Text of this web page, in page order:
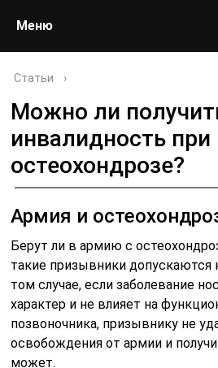
Меню
Статьи ›
Можно ли
инвалидность при
остеохондрозе?
Армия и
Берут ли в армию с
такие призывники допускаются
том случае, если заболевание
характер и не влияет на
позвоночника, призывнику не
освобождения от армии и
может.